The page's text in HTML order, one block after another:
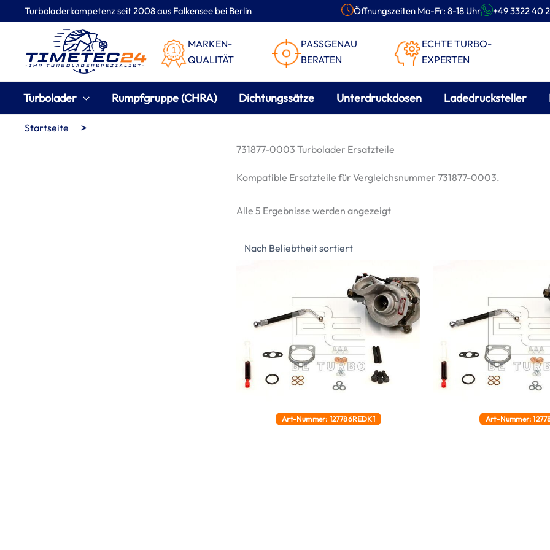
Turboladerkompetenz seit 2008 aus Falkensee bei Berlin Öffnungszeiten Mo-Fr: 8-18 Uhr +49 3322 40
MARKEN-
QUALITÄT
PASSGENAU
BERATEN
ECHTE TURBO-
EXPERTEN
Turbolader Rumpfgruppe (CHRA) Dichtungssätze Unterdruckdosen Ladedrucksteller
Inhalt
Startseite >
731877-0003 Turbolader Ersatzteile
Kompatible Ersatzteile für Vergleichsnummer 731877-0003.
Alle 5 Ergebnisse werden angezeigtNach
Art-Nummer: 127786REDK1 Art-Nummer: